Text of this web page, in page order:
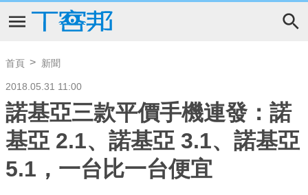
首頁 新聞
2018.05.31 11:00
諾基亞三款平價手機連發：諾
基亞 2.1、諾基亞 3.1、諾基亞
5.1，一台比一台便宜